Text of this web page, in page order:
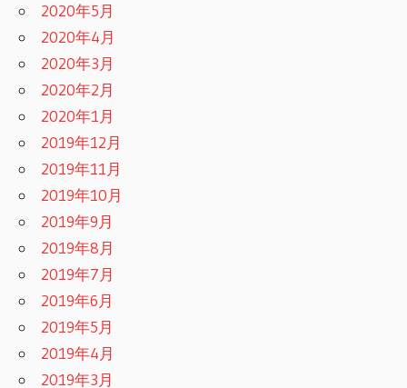
2020年5月
2020年4月
2020年3月
2020年2月
2020年1月
2019年12月
2019年11月
2019年10月
2019年9月
2019年8月
2019年7月
2019年6月
2019年5月
2019年4月
2019年3月